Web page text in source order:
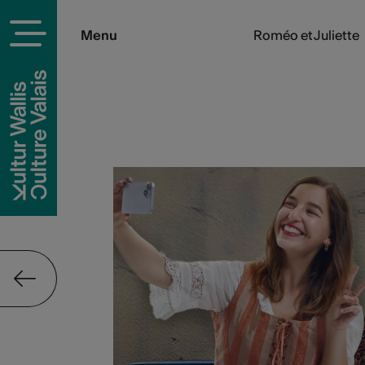
Menu Roméo et Juliette